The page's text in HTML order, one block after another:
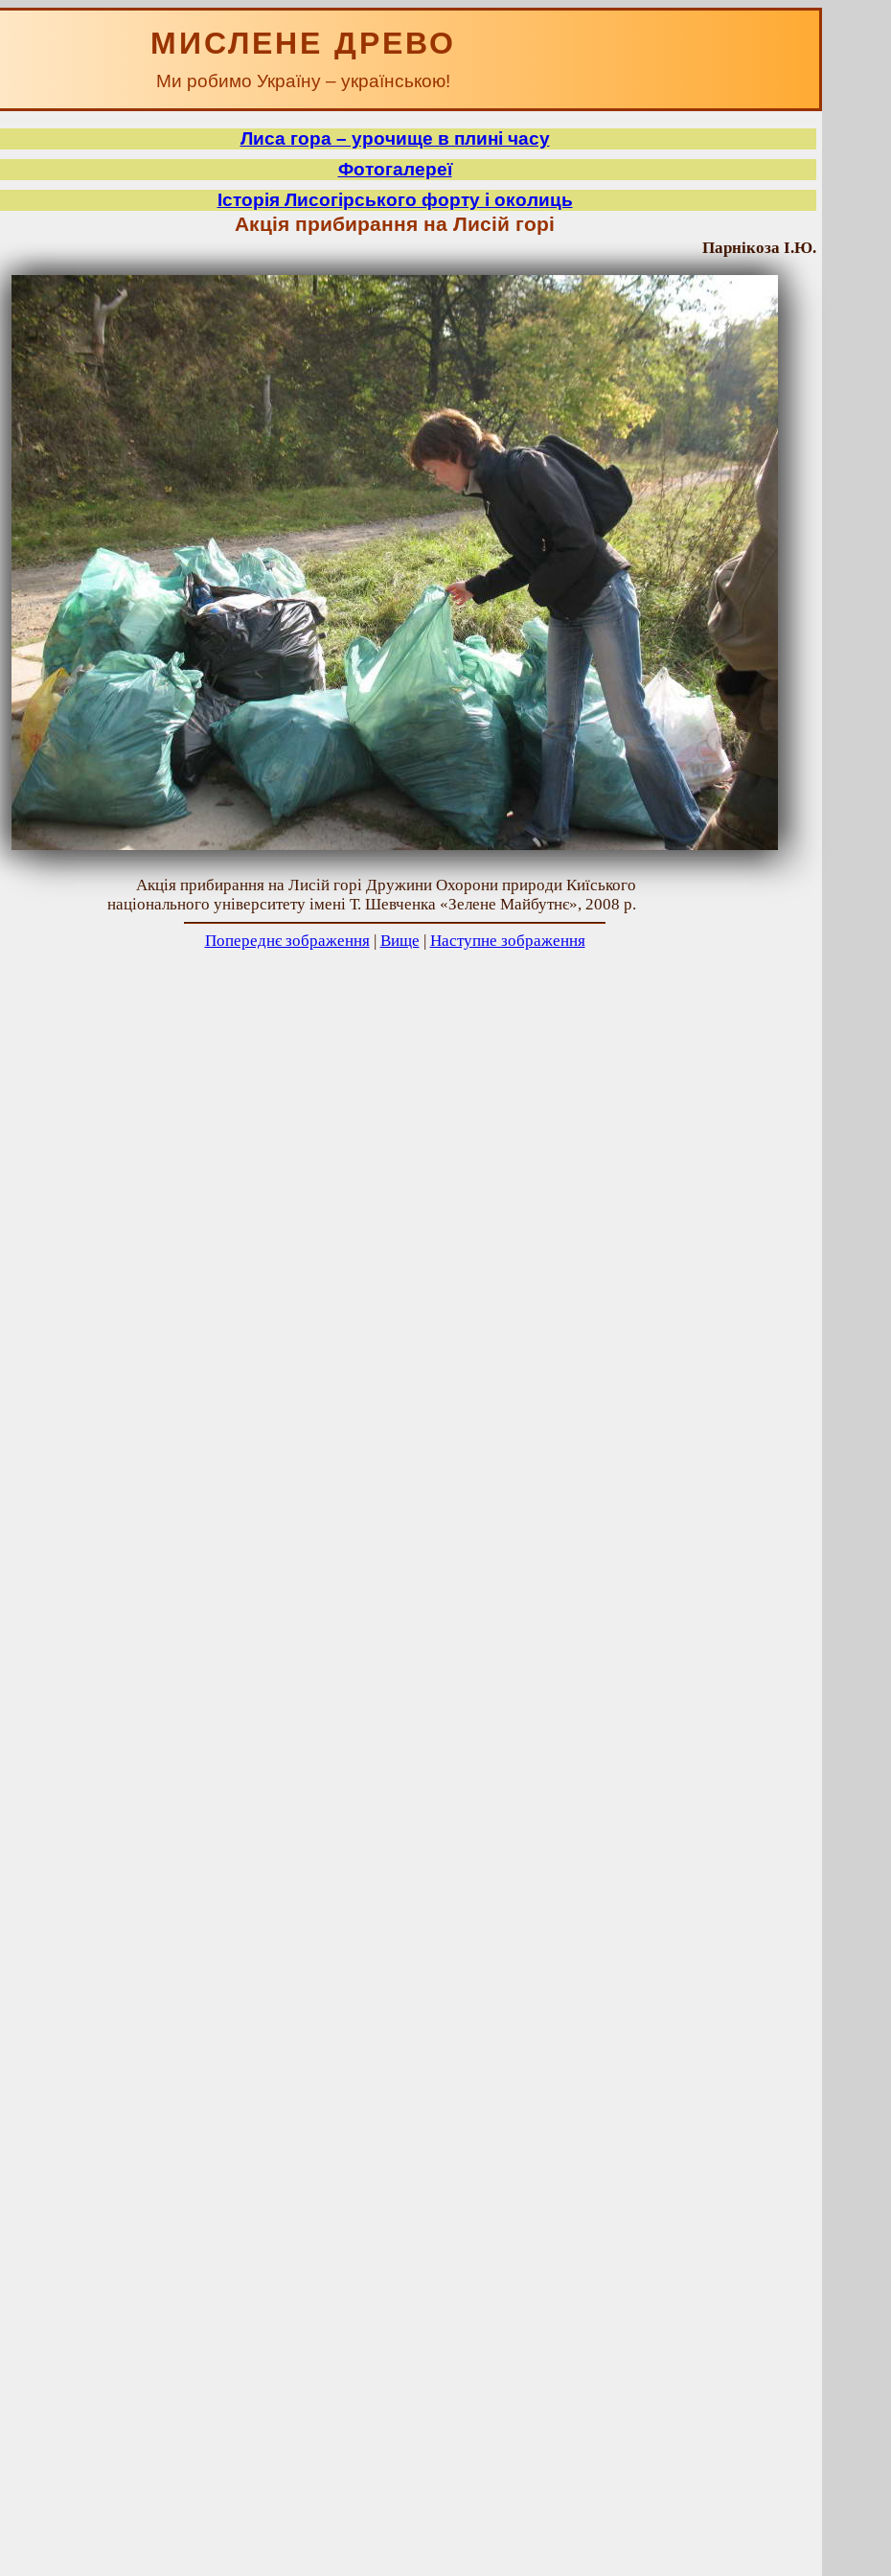
МИСЛЕНЕ ДРЕВО
Ми робимо Україну – українською!
Лиса гора – урочище в плині часу
Фотогалереї
Історія Лисогірського форту і околиць
Акція прибирання на Лисій горі
Парнікоза І.Ю.
Акція прибирання на Лисій горі Дружини Охорони природи Киїського
національного університету імені Т. Шевченка «Зелене Майбутнє», 2008 р.
Попереднє зображення| Вище | Наступне зображення